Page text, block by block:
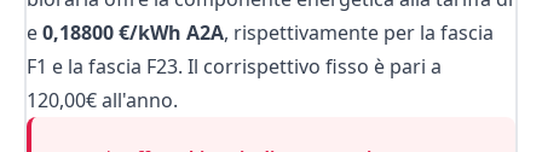
e0,18800 €/kWh A2A, rispettivamente per la fascia
F1 e la fascia F23. Il corrispettivo fisso è pari a
120,00€ all'anno.